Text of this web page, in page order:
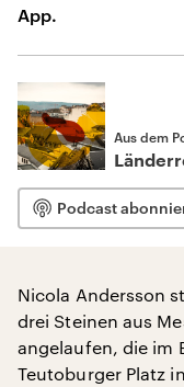
App.
Aus dem
Podcast
Nicola Andersson
drei Steinen aus
angelaufen, die im
Teutoburger Platz